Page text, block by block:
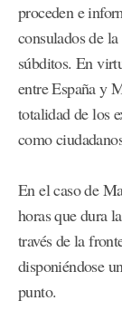
proceden e
consulados de
súbditos. En
entre España y
totalidad de los
como
En el caso de
horas que dura
través de la
disponiéndose
punto.